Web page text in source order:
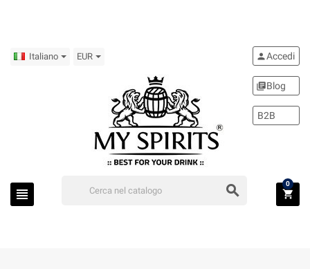
Italiano EUR
view_headline search
personAccedi
library_booksBlog
B2B
shopping_cart
0